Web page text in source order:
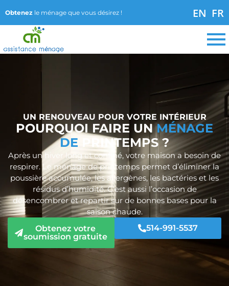
Obtenez le ménage que vous désirez ! EN FR
UN RENOUVEAU POUR VOTRE INTÉRIEUR
POURQUOI FAIRE UNMÉNAGE
DE
PRINTEMPS ?
Après un hiver long et confiné, votre maison a besoin de
respirer. Le ménage de printemps permet d’éliminer la
poussière accumulée, les allergènes, les bactéries et les
résidus d’humidité. C’est aussi l’occasion de
désencombrer et repartir sur de bonnes bases pour la
saison chaude.
Obtenez votre
soumission gratuite
514-991-5537